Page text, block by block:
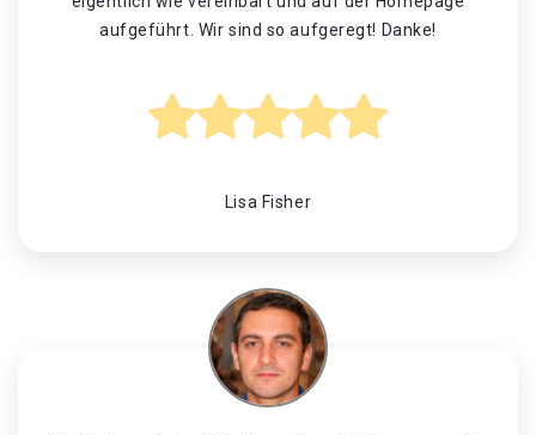
aufgeführt. Wir sind so aufgeregt! Danke!
Lisa Fisher